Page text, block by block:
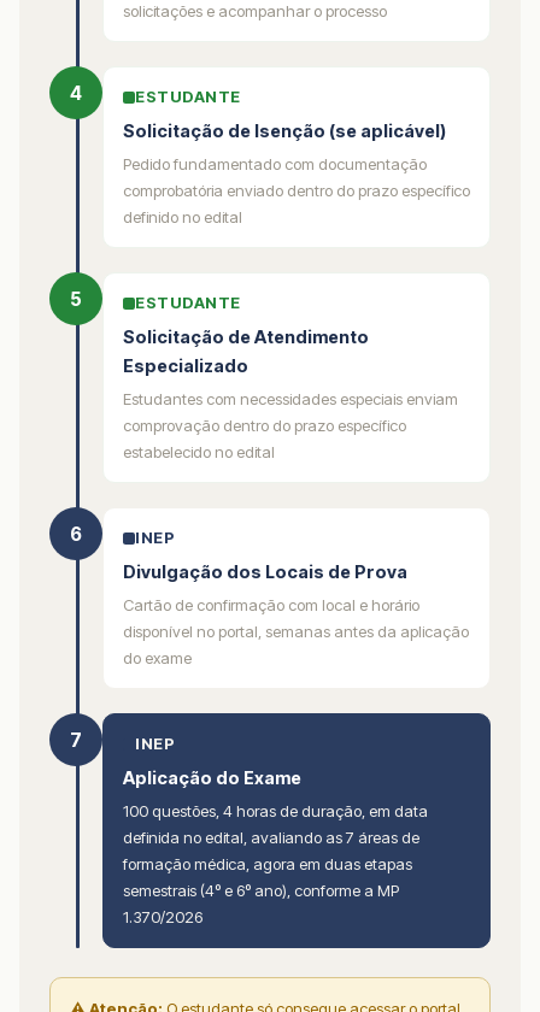
solicitações e acompanhar o processo
4 ESTUDANTE
Solicitação de Isenção (se aplicável)
Pedido fundamentado com documentação
comprobatória enviado dentro do prazo específico
definido no edital
5 ESTUDANTE
Solicitação de Atendimento
Especializado
Estudantes com necessidades especiais enviam
comprovação dentro do prazo específico
estabelecido no edital
6 INEP
Divulgação dos Locais de Prova
Cartão de confirmação com local e horário
disponível no portal, semanas antes da aplicação
do exame
7 INEP
Aplicação do Exame
100 questões, 4 horas de duração, em data
definida no edital, avaliando as 7 áreas de
formação médica, agora em duas etapas
semestrais (4º e 6º ano), conforme a MP
1.370/2026